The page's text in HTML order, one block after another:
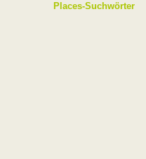
Places-Suchwörter